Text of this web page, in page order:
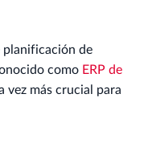
planificación de
como ERP de
vez más crucial para